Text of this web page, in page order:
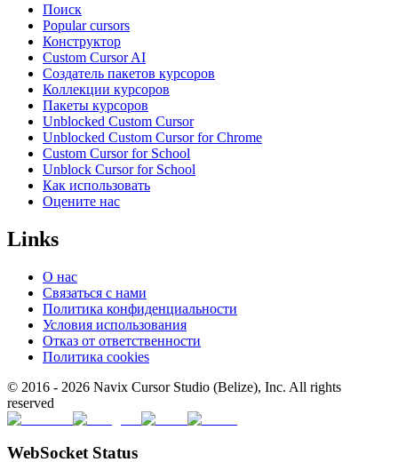
Поиск
Popular cursors
Конструктор
Custom Cursor AI
Создатель пакетов курсоров
Коллекции курсоров
Пакеты курсоров
Unblocked Custom Cursor
Unblocked Custom Cursor for Chrome
Custom Cursor for School
Unblock Cursor for School
Как использовать
Оцените нас
Links
О нас
Связаться с нами
Политика конфиденциальности
Условия использования
Отказ от ответственности
Политика cookies
© 2016 - 2026 Navix Cursor Studio (Belize), Inc. All rights
reserved
WebSocket Status